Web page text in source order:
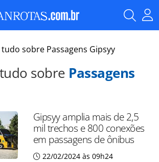
sobre Passagens Gipsyy
sobre Passagens
Gipsyy amplia mais de 2,5
mil trechos e 800 conexões
em passagens de ônibus
22/02/2024 às 09h24